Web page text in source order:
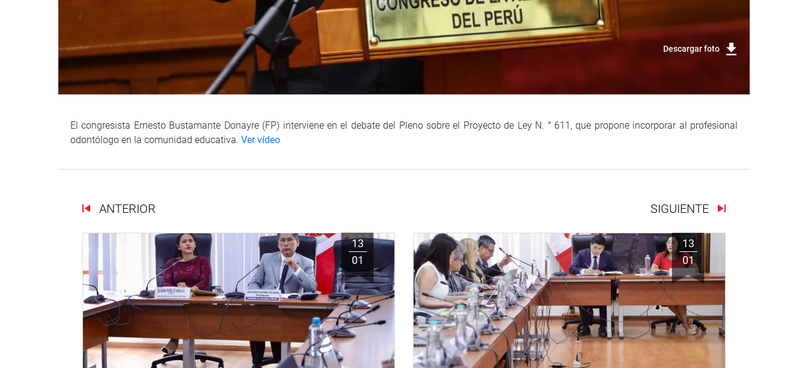
Descargar foto
El congresista Ernesto Bustamante Donayre (FP) interviene en el debate del Pleno sobre el Proyecto de Ley N. ° 611, que propone incorporar al profesional
odontólogo en la comunidad educativa. Ver vídeo
ANTERIOR SIGUIENTE
13
01
13
01